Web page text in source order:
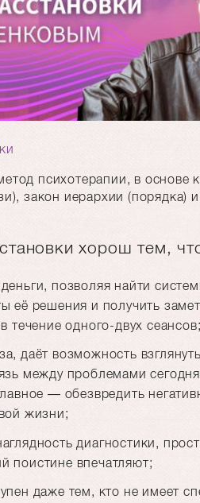
психотерапии, в основе
закон иерархии (порядка)
хорош тем,
позволяя найти
её решения и получить
течение одного-двух сеансов;
даёт возможность
между проблемами
— обезвредить
жизни;
диагностики,
поистине впечатляют;
даже тем, кто не имеет